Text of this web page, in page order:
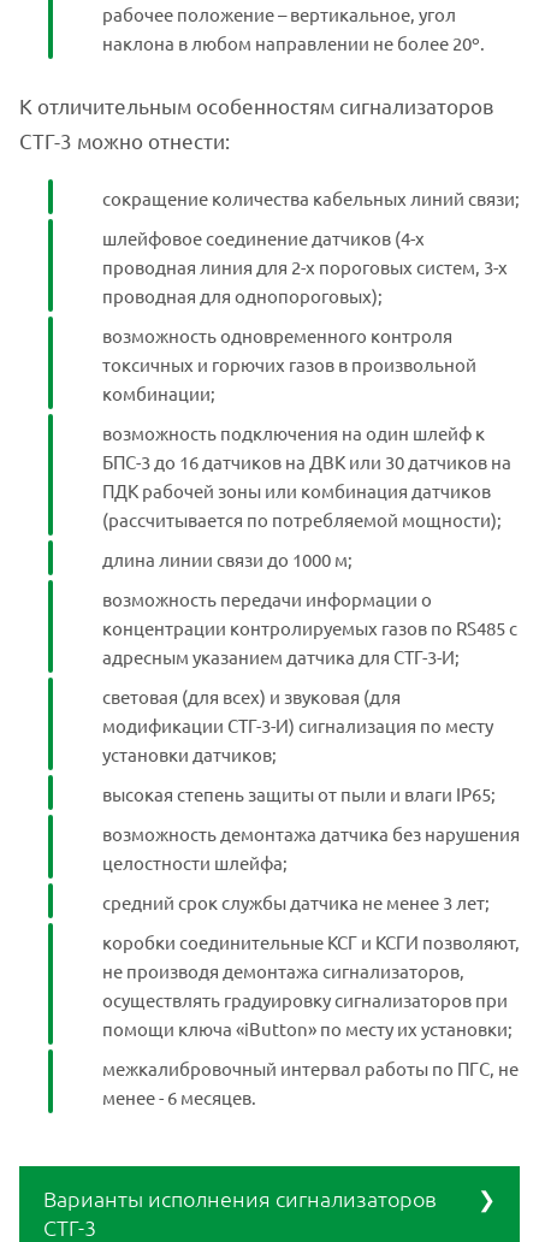
рабочее положение – вертикальное, угол
наклона в любом направлении не более 20º.
К отличительным особенностям сигнализаторов
СТГ-3 можно отнести:
сокращение количества кабельных линий связи;
шлейфовое соединение датчиков (4-х
проводная линия для 2-х пороговых систем, 3-х
проводная для однопороговых);
возможность одновременного контроля
токсичных и горючих газов в произвольной
комбинации;
возможность подключения на один шлейф к
БПС-3 до 16 датчиков на ДВК или 30 датчиков на
ПДК рабочей зоны или комбинация датчиков
(рассчитывается по потребляемой мощности);
длина линии связи до 1000 м;
возможность передачи информации о
концентрации контролируемых газов по RS485 с
адресным указанием датчика для СТГ-3-И;
световая (для всех) и звуковая (для
модификации СТГ-3-И) сигнализация по месту
установки датчиков;
высокая степень защиты от пыли и влаги IP65;
возможность демонтажа датчика без нарушения
целостности шлейфа;
средний срок службы датчика не менее 3 лет;
коробки соединительные КСГ и КСГИ позволяют,
не производя демонтажа сигнализаторов,
осуществлять градуировку сигнализаторов при
помощи ключа «iButton» по месту их установки;
межкалибровочный интервал работы по ПГС, не
менее - 6 месяцев.
Варианты исполнения сигнализаторов
СТГ-3